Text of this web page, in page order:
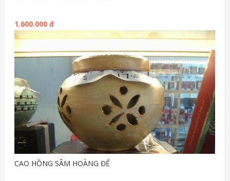
1.600.000 đ
CAO HỒNG SÂM HOÀNG ĐẾ